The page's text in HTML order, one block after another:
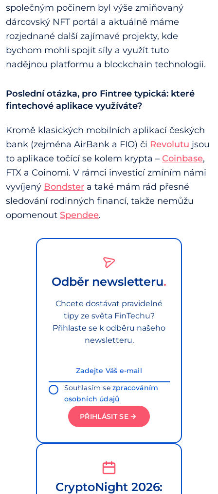
společným počinem byl výše zmiňovaný
dárcovský NFT portál a aktuálně máme
rozjednané další zajímavé projekty, kde
bychom mohli spojit síly a využít tuto
nadějnou platformu a blockchain technologii.
Poslední otázka, pro Fintree typická: které
fintechové aplikace využíváte?
Kromě klasických mobilních aplikací českých
bank (zejména AirBank a FIO) či Revolutu jsou
to aplikace točící se kolem krypta – Coinbase,
FTX a Coinomi. V rámci investicí zmíním námi
vyvíjený Bondster a také mám rád přesné
sledování rodinných financí, takže nemůžu
opomenout Spendee.
Odběr newsletteru
Chcete dostávat pravidelné
tipy ze světa FinTechu?
Přihlaste se k odběru našeho
newsletteru.
Souhlasím sezpracováním
osobních údajů
PŘIHLÁSIT SE
CryptoNight 2026: